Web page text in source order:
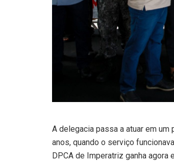
A delegacia passa a atuar em
anos, quando o serviço
DPCA de Imperatriz ganha